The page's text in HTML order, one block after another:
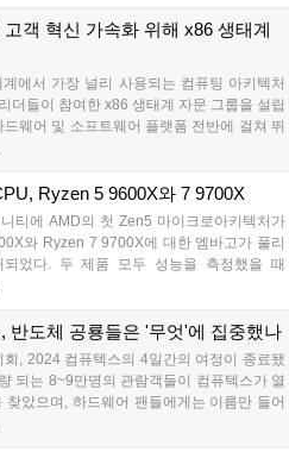
켓과 호환된다. 아울러 PCIe 5.0과
객 혁신 가속화 위해 x86 생태계
에서 가장 널리 사용되는 컴퓨팅 아키텍처
더들이 참여한 x86 생태계 자문 그룹을 설립
웨어 및 소프트웨어 플랫폼 전반에 걸쳐 뛰
성을 제공함으로써 고객의 새로운 요구를
발을 간소화하며 개발자에게 미래를 위한
폼을 제공함으로써 x86 생태계를 확장하는
Ryzen 5 9600X와 7 9700X
티에 AMD의 첫 Zen5 마이크로아키텍처가
와 Ryzen 7 9700X에 대한 엠바고가 풀리
었다. 두 제품 모두 성능을 측정했을 때
과가 쏟아지고 있다....
반도체 공룡들은 '무엇'에 집중했나
, 2024 컴퓨텍스의 4일간의 여정이 종료됐
되는 8~9만명의 관람객들이 컴퓨텍스가 열
찾았으며, 하드웨어 팬들에게는 이름만 들어
아·퀄컴 등은 물론 여러 IT 기업들도 대거 참